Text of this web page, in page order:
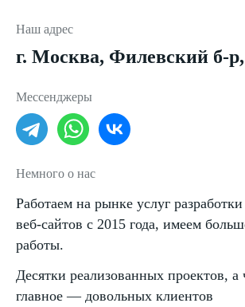
Наш адрес
г. Москва, Филевский б-р,
Мессенджеры
Немного о нас
Работаем на рынке услуг
веб-сайтов с 2015 года, имеем
работы.
Десятки реализованных проектов, а
главное — довольных клиентов